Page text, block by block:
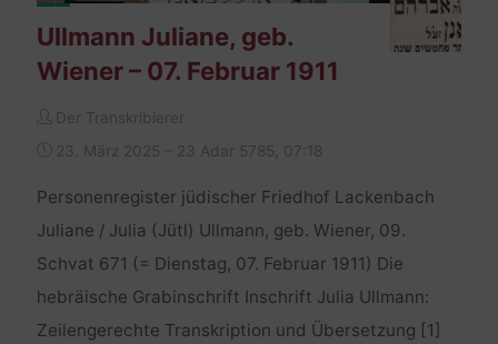
Ullmann Juliane, geb.
Wiener – 07. Februar 1911
Der Transkribierer
23. März 2025 – 23 Adar 5785, 07:18
Personenregister jüdischer Friedhof Lackenbach
Juliane / Julia (Jütl) Ullmann, geb. Wiener, 09.
Schvat 671 (= Dienstag, 07. Februar 1911) Die
hebräische Grabinschrift Inschrift Julia Ullmann:
Zeilengerechte Transkription und Übersetzung [1]